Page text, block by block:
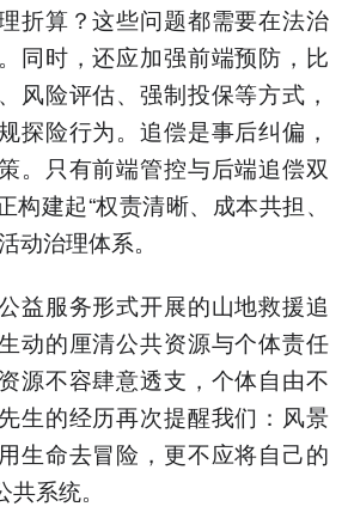
折算？这些问题都需要在法治
同时，还应加强前端预防，比
风险评估、强制投保等方式，
探险行为。追偿是事后纠偏，
。只有前端管控与后端追偿双
构建起“权责清晰、成本共担、
动治理体系。
益服务形式开展的山地救援追
动的厘清公共资源与个体责任
源不容肆意透支，个体自由不
生的经历再次提醒我们：风景
生命去冒险，更不应将自己的
系统。